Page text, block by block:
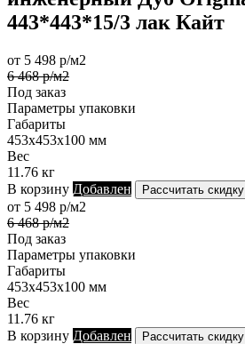
443*443*15/3 лак Кайт
от 5 498 р/м2
6 468 р/м2
Под заказ
Параметры упаковки
Габариты
453х453х100 мм
Вес
11.76 кг
В корзину Добавлен Рассчитать скидку
от 5 498 р/м2
6 468 р/м2
Под заказ
Параметры упаковки
Габариты
453х453х100 мм
Вес
11.76 кг
В корзину Добавлен Рассчитать скидку